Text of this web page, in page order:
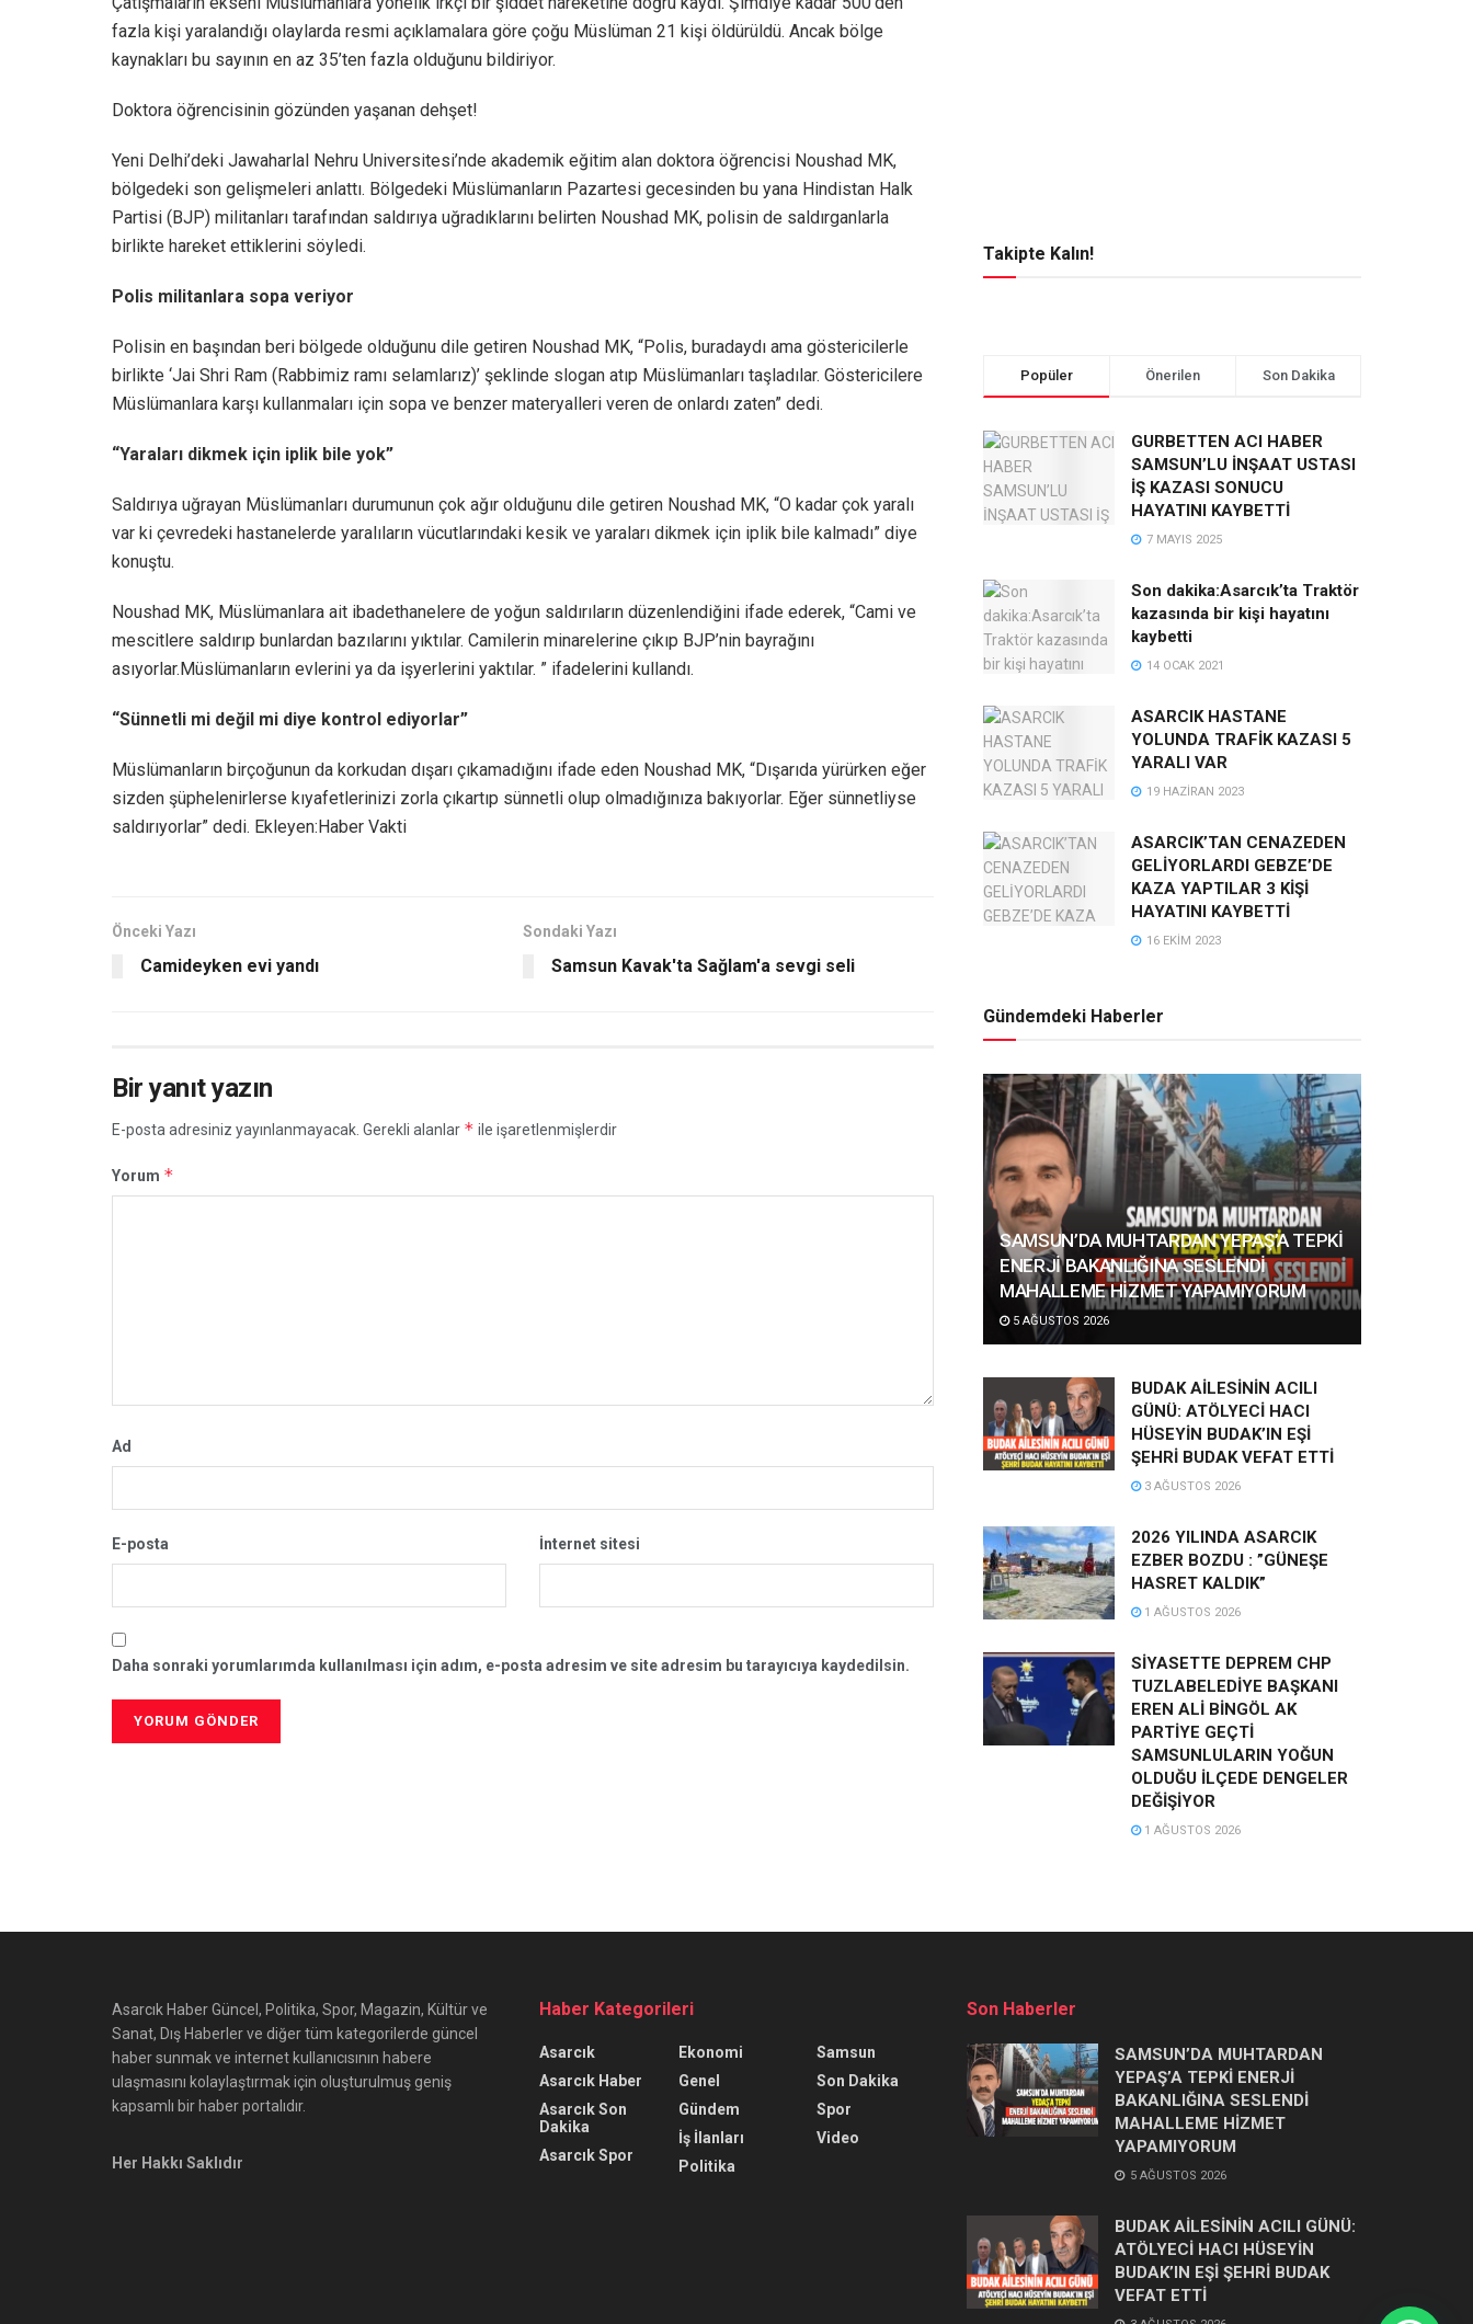
fazla kişi yaralandığı olaylarda resmi açıklamalara göre çoğu Müslüman 21 kişi öldürüldü. Ancak bölge
kaynakları bu sayının en az 35’ten fazla olduğunu bildiriyor.
Doktora öğrencisinin gözünden yaşanan dehşet!
Yeni Delhi’deki Jawaharlal Nehru Universitesi’nde akademik eğitim alan doktora öğrencisi Noushad MK,
bölgedeki son gelişmeleri anlattı. Bölgedeki Müslümanların Pazartesi gecesinden bu yana Hindistan Halk
Partisi (BJP) militanları tarafından saldırıya uğradıklarını belirten Noushad MK, polisin de saldırganlarla
birlikte hareket ettiklerini söyledi.
Polis militanlara sopa veriyor
Polisin en başından beri bölgede olduğunu dile getiren Noushad MK, “Polis, buradaydı ama göstericilerle
birlikte ‘Jai Shri Ram (Rabbimiz ramı selamlarız)’ şeklinde slogan atıp Müslümanları taşladılar. Göstericilere
Müslümanlara karşı kullanmaları için sopa ve benzer materyalleri veren de onlardı zaten” dedi.
“Yaraları dikmek için iplik bile yok”
Saldırıya uğrayan Müslümanları durumunun çok ağır olduğunu dile getiren Noushad MK, “O kadar çok yaralı
var ki çevredeki hastanelerde yaralıların vücutlarındaki kesik ve yaraları dikmek için iplik bile kalmadı” diye
konuştu.
Noushad MK, Müslümanlara ait ibadethanelere de yoğun saldırıların düzenlendiğini ifade ederek, “Cami ve
mescitlere saldırıp bunlardan bazılarını yıktılar. Camilerin minarelerine çıkıp BJP’nin bayrağını
asıyorlar.Müslümanların evlerini ya da işyerlerini yaktılar. ” ifadelerini kullandı.
“Sünnetli mi değil mi diye kontrol ediyorlar”
Müslümanların birçoğunun da korkudan dışarı çıkamadığını ifade eden Noushad MK, “Dışarıda yürürken eğer
sizden şüphelenirlerse kıyafetlerinizi zorla çıkartıp sünnetli olup olmadığınıza bakıyorlar. Eğer sünnetliyse
saldırıyorlar” dedi. Ekleyen:Haber Vakti
Önceki Yazı
Camideyken evi yandı
Sondaki Yazı
Samsun Kavak'ta Sağlam'a sevgi seli
Bir yanıt yazın
E-posta adresiniz yayınlanmayacak. Gerekli alanlar * ile işaretlenmişlerdir
Yorum *
Ad
E-posta İnternet sitesi
Daha sonraki yorumlarımda kullanılması için adım, e-posta adresim ve site adresim bu tarayıcıya kaydedilsin.
Takipte Kalın!
Popüler Önerilen Son Dakika
GURBETTEN ACI HABER
SAMSUN’LU İNŞAAT USTASI
İŞ KAZASI SONUCU
HAYATINI KAYBETTİ
7 MAYIS 2025
Son dakika:Asarcık’ta Traktör
kazasında bir kişi hayatını
kaybetti
14 OCAK 2021
ASARCIK HASTANE
YOLUNDA TRAFİK KAZASI 5
YARALI VAR
19 HAZIRAN 2023
ASARCIK’TAN CENAZEDEN
GELİYORLARDI GEBZE’DE
KAZA YAPTILAR 3 KİŞİ
HAYATINI KAYBETTİ
16 EKIM 2023
Gündemdeki Haberler
SAMSUN’DA MUHTARDAN YEPAŞ’A TEPKİ
ENERJİ BAKANLIĞINA SESLENDİ
MAHALLEME HİZMET YAPAMIYORUM
5 AĞUSTOS 2026
BUDAK AİLESİNİN ACILI
GÜNÜ: ATÖLYECİ HACI
HÜSEYİN BUDAK’IN EŞİ
ŞEHRİ BUDAK VEFAT ETTİ
3 AĞUSTOS 2026
2026 YILINDA ASARCIK
EZBER BOZDU : ”GÜNEŞE
HASRET KALDIK”
1 AĞUSTOS 2026
SİYASETTE DEPREM CHP
TUZLABELEDİYE BAŞKANI
EREN ALİ BİNGÖL AK
PARTİYE GEÇTİ
SAMSUNLULARIN YOĞUN
OLDUĞU İLÇEDE DENGELER
DEĞİŞİYOR
1 AĞUSTOS 2026
Asarcık Haber Güncel, Politika, Spor, Magazin, Kültür ve
Sanat, Dış Haberler ve diğer tüm kategorilerde güncel
haber sunmak ve internet kullanıcısının habere
ulaşmasını kolaylaştırmak için oluşturulmuş geniş
kapsamlı bir haber portalıdır.
Her Hakkı Saklıdır
Haber Kategorileri
Asarcık
Asarcık Haber
Asarcık Son
Dakika
Asarcık Spor
Ekonomi
Genel
Gündem
İş İlanları
Politika
Samsun
Son Dakika
Spor
Video
Son Haberler
SAMSUN’DA MUHTARDAN
YEPAŞ’A TEPKİ ENERJİ
BAKANLIĞINA SESLENDİ
MAHALLEME HİZMET
YAPAMIYORUM
5 AĞUSTOS 2026
BUDAK AİLESİNİN ACILI GÜNÜ:
ATÖLYECİ HACI HÜSEYİN
BUDAK’IN EŞİ ŞEHRİ BUDAK
VEFAT ETTİ